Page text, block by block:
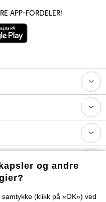
app-fordeler!
oss på
og andre
(klikk på «OK») ved